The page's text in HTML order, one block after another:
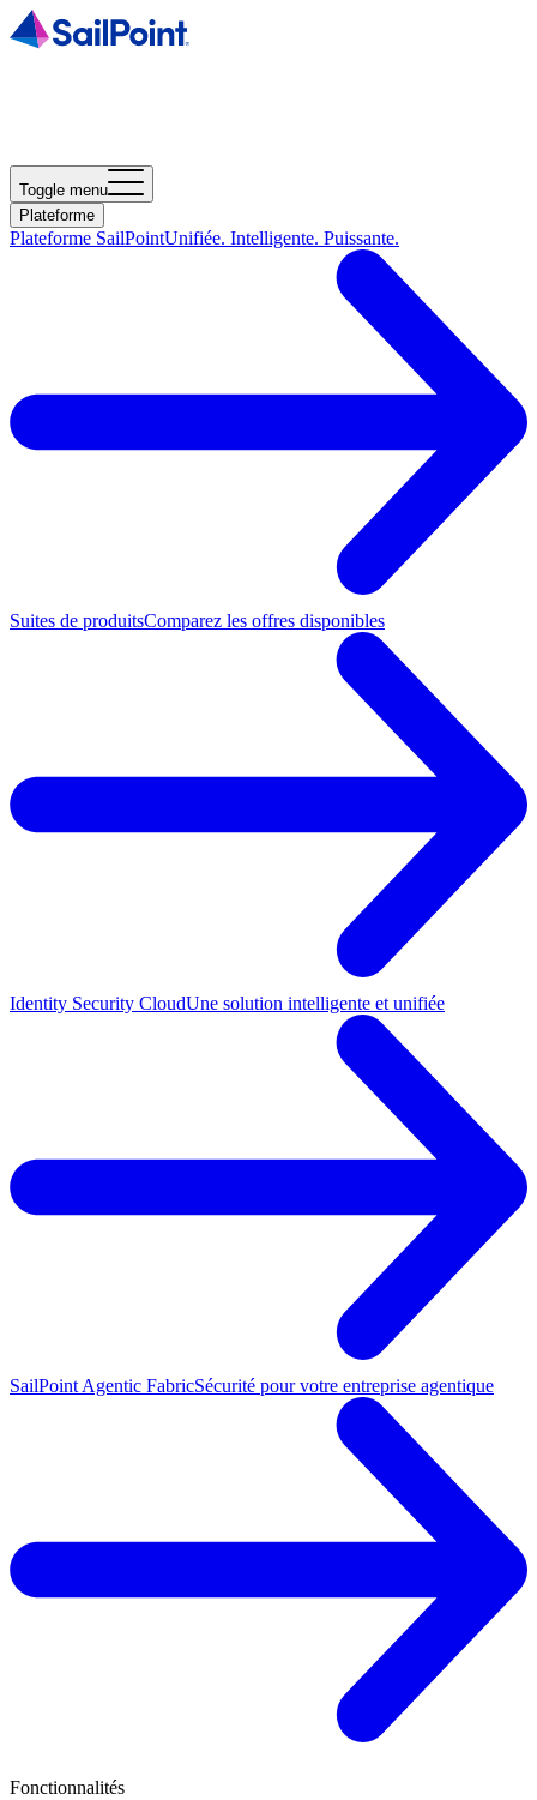
Toggle menu
Plateforme
Plateforme SailPointUnifiée. Intelligente. Puissante.
Suites de produitsComparez les offres disponibles
Identity Security CloudUne solution intelligente et unifiée
SailPoint Agentic FabricSécurité pour votre entreprise agentique
Fonctionnalités